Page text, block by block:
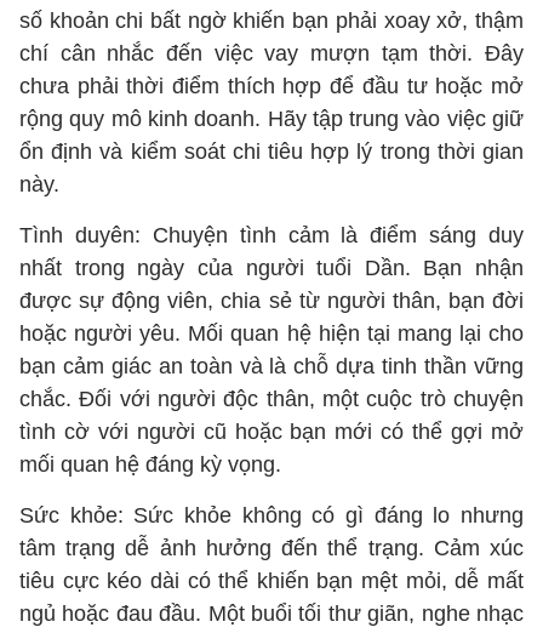
số khoản chi bất ngờ khiến bạn phải xoay xở, thậm
chí cân nhắc đến việc vay mượn tạm thời. Đây
chưa phải thời điểm thích hợp để đầu tư hoặc mở
rộng quy mô kinh doanh. Hãy tập trung vào việc giữ
ổn định và kiểm soát chi tiêu hợp lý trong thời gian
này.
Tình duyên: Chuyện tình cảm là điểm sáng duy
nhất trong ngày của người tuổi Dần. Bạn nhận
được sự động viên, chia sẻ từ người thân, bạn đời
hoặc người yêu. Mối quan hệ hiện tại mang lại cho
bạn cảm giác an toàn và là chỗ dựa tinh thần vững
chắc. Đối với người độc thân, một cuộc trò chuyện
tình cờ với người cũ hoặc bạn mới có thể gợi mở
mối quan hệ đáng kỳ vọng.
Sức khỏe: Sức khỏe không có gì đáng lo nhưng
tâm trạng dễ ảnh hưởng đến thể trạng. Cảm xúc
tiêu cực kéo dài có thể khiến bạn mệt mỏi, dễ mất
ngủ hoặc đau đầu. Một buổi tối thư giãn, nghe nhạc